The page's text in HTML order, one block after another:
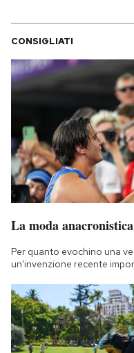
CONSIGLIATI
La moda
Per quanto evochino una
un'invenzione recente